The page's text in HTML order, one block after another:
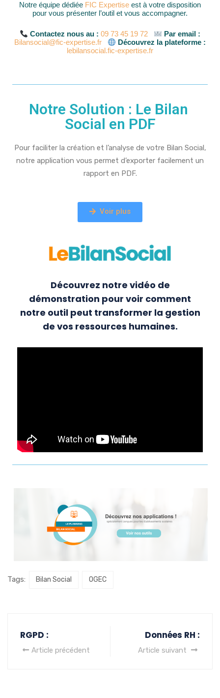
Notre équipe dédiée FIC Expertise est à votre disposition
pour vous présenter l’outil et vous accompagner.
Contactez nous au : 09 73 45 19 72
Par email :
Bilansocial@fic-expertise.fr
Découvrez la plateforme :
lebilansocial.fic-expertise.fr
Notre Solution : Le Bilan
Social en PDF
Pour faciliter la création et l’analyse de votre Bilan Social,
notre application vous permet d’exporter facilement un
rapport en PDF.
Voir plus
Découvrez notre vidéo de
démonstration pour voir comment
notre outil peut transformer la gestion
de vos ressources humaines.
Tags: Bilan Social OGEC
RGPD :
Article précédent
Données RH :
Article suivant